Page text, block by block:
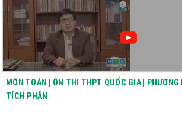
MÔN TOÁN | ÔN THI THPT QUỐC GIA | PHƯƠNG
TÍCH PHÂN